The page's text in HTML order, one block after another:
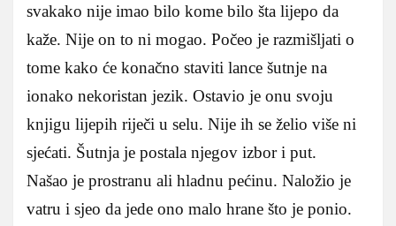
svakako nije imao bilo kome bilo šta lijepo da
kaže. Nije on to ni mogao. Počeo je razmišljati o
tome kako će konačno staviti lance šutnje na
ionako nekoristan jezik. Ostavio je onu svoju
knjigu lijepih riječi u selu. Nije ih se želio više ni
sjećati. Šutnja je postala njegov izbor i put.
Našao je prostranu ali hladnu pećinu. Naložio je
vatru i sjeo da jede ono malo hrane što je ponio.